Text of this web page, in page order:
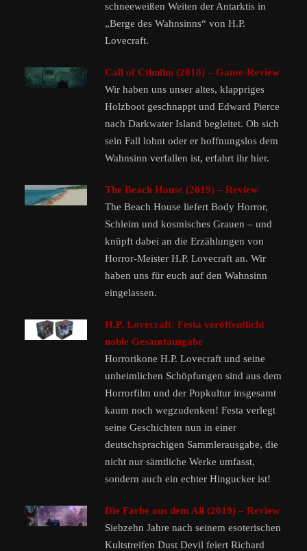
schneeweißen Weiten der Antarktis in
„Berge des Wahnsinns“ von H.P.
Lovecraft.
Call of Cthulhu (2018) – Game-Review
Wir haben uns unser altes, klappriges
Holzboot geschnappt und Edward Pierce
nach Darkwater Island begleitet. Ob sich
sein Fall lohnt oder er hoffnungslos dem
Wahnsinn verfallen ist, erfahrt ihr hier.
The Beach House (2019) – Review
The Beach House liefert Body Horror,
Schleim und kosmisches Grauen – und
knüpft dabei an die Erzählungen von
Horror-Meister H.P. Lovecraft an. Wir
haben uns für euch auf den Wahnsinn
eingelassen.
H.P. Lovecraft: Festa veröffentlicht
noble Gesamtausgabe
Horrorikone H.P. Lovecraft und seine
unheimlichen Schöpfungen sind aus dem
Horrorfilm und der Popkultur insgesamt
kaum noch wegzudenken! Festa verlegt
seine Geschichten nun in einer
deutschsprachigen Sammlerausgabe, die
nicht nur sämtliche Werke umfasst,
sondern auch ein echter Hingucker ist!
Die Farbe aus dem All (2019) – Review
Siebzehn Jahre nach seinem esoterischen
Kultstreifen Dust Devil feiert Richard